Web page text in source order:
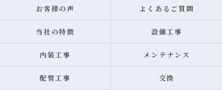
お客様の声 よくあるご質問
当社の特徴 設備工事
内装工事 メンテナンス
配管工事 交換